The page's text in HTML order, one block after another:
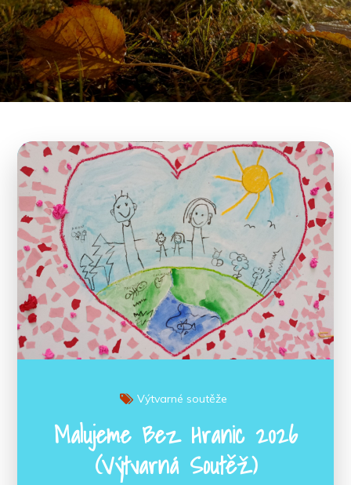
Výtvarné soutěže
Malujeme Bez Hranic 2026
(výtvarná Soutěž)